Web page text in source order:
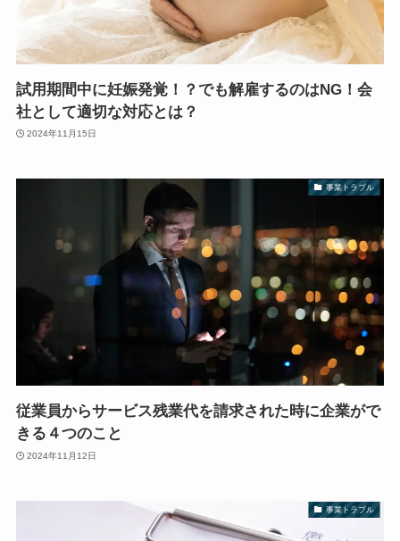
試用期間中に妊娠発覚！？でも解雇するのはNG！会
社として適切な対応とは？
2024年11月15日
事業トラブル
従業員からサービス残業代を請求された時に企業がで
きる４つのこと
2024年11月12日
事業トラブル